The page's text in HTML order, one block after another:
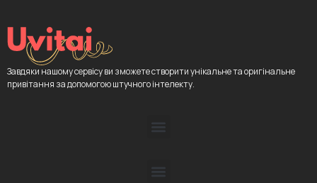
Завдяки нашому сервісу ви зможете створити унікальне та оригінальне
привітання за допомогою штучного інтелекту.